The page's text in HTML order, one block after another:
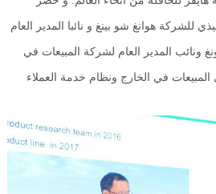
للشركة هوانغ شو بينغ و نائبا المدير العام
ونائب المدير العام لشركة المبيعات في
في الخارج ونظام خدمة العملاء